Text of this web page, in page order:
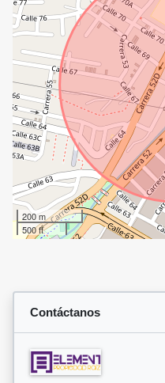
200 m
500 ft
Contáctanos